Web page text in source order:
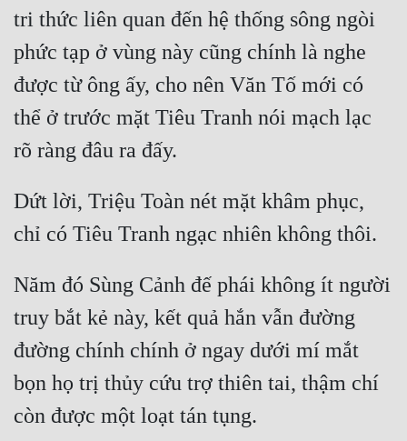
tri thức liên quan đến hệ thống sông ngòi
phức tạp ở vùng này cũng chính là nghe
được từ ông ấy, cho nên Văn Tố mới có
thể ở trước mặt Tiêu Tranh nói mạch lạc
Dứt lời, Triệu Toàn nét mặt khâm phục,
Năm đó Sùng Cảnh đế phái không ít người
truy bắt kẻ này, kết quả hắn vẫn đường
đường chính chính ở ngay dưới mí mắt
bọn họ trị thủy cứu trợ thiên tai, thậm chí